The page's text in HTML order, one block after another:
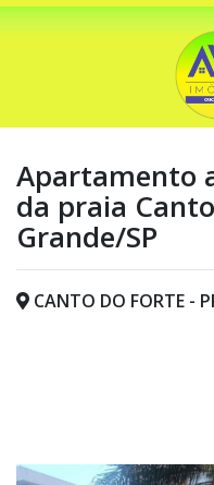
Apartamento
da praia
Grande/SP
CANTO DO FORTE -